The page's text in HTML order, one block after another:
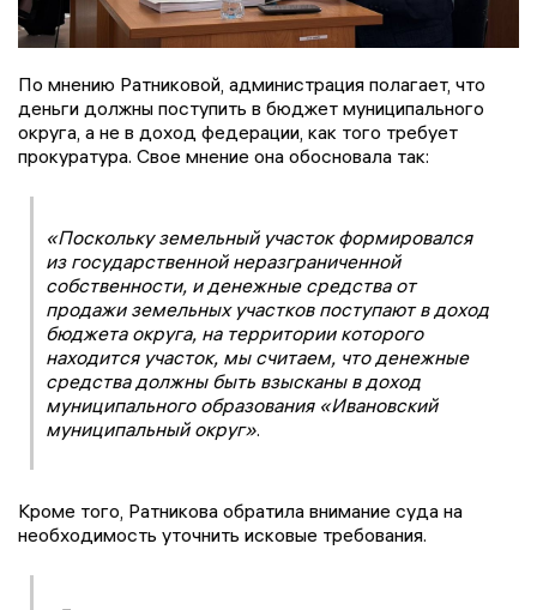
По мнению Ратниковой, администрация полагает, что
деньги должны поступить в бюджет муниципального
округа, а не в доход федерации, как того требует
прокуратура. Свое мнение она обосновала так:
«Поскольку земельный участок формировался
из государственной неразграниченной
собственности, и денежные средства от
продажи земельных участков поступают в доход
бюджета округа, на территории которого
находится участок, мы считаем, что денежные
средства должны быть взысканы в доход
муниципального образования «Ивановский
муниципальный округ».
Кроме того, Ратникова обратила внимание суда на
необходимость уточнить исковые требования.